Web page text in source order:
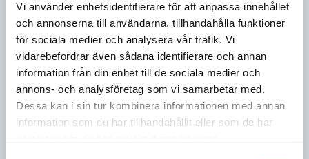
Vi använder enhetsidentifierare för att anpassa innehållet
och annonserna till användarna, tillhandahålla funktioner
för sociala medier och analysera vår trafik. Vi
vidarebefordrar även sådana identifierare och annan
information från din enhet till de sociala medier och
annons- och analysföretag som vi samarbetar med.
Dessa kan i sin tur kombinera informationen med annan
information som du har tillhandahållit eller som de har